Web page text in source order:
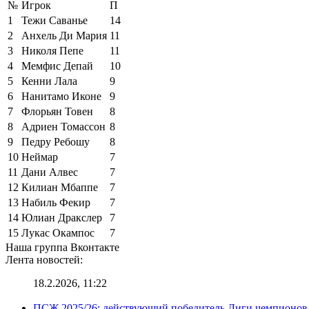
№ Игрок
П
1
Тежи Саванье
14
2
Анхель Ди Мария 11
3
Николя Пепе
11
4
Мемфис Депай
10
5
Кенни Лала
9
6
Нанитамо Иконе
9
7
Флорьян Товен
8
8
Адриен Томассон 8
9
Педру Ребошу
8
10 Неймар
7
11 Дани Алвес
7
12 Килиан Мбаппе
7
13 Набиль Фекир
7
14 Юлиан Дракслер
7
15 Лукас Окампос
7
Наша группа Вконтакте
Лента новостей:
18.2.2026, 11:22